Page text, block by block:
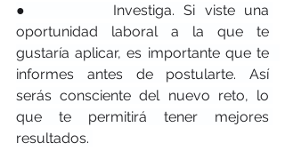
●         Investiga. Si viste una
oportunidad laboral a la que te
gustaría aplicar, es importante que te
informes antes de postularte. Así
serás consciente del nuevo reto, lo
que te permitirá tener mejores
resultados.